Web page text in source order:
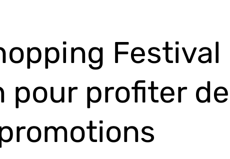
Festival
pour profiter de